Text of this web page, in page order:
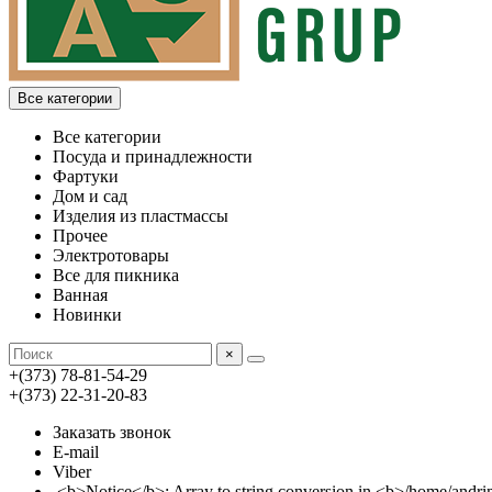
Все категории
Все категории
Посуда и принадлежности
Фартуки
Дом и сад
Изделия из пластмассы
Прочее
Электротовары
Все для пикника
Ванная
Новинки
×
+(373) 78-81-54-29
+(373) 22-31-20-83
Заказать звонок
E-mail
Viber